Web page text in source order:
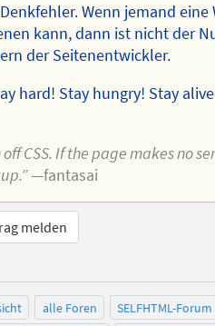
Wenn jemand eine
kann, dann ist nicht der
der Seitenentwickler.
hard! Stay hungry! Stay
off CSS. If the page makes no
—fantasai
melden
alle Foren
SELFHTML-Forum